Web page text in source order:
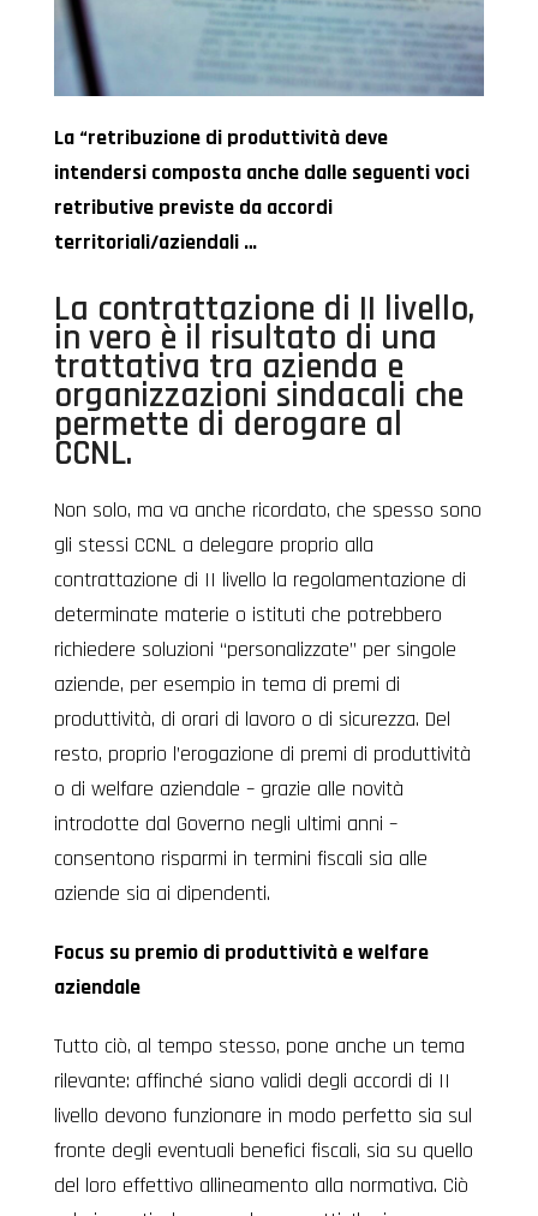
La “retribuzione di produttività deve
intendersi composta anche dalle seguenti voci
retributive previste da accordi
territoriali/aziendali …
La contrattazione di II livello,
in vero è il risultato di una
trattativa tra azienda e
organizzazioni sindacali che
permette di derogare al
CCNL.
Non solo, ma va anche ricordato, che spesso sono
gli stessi CCNL a delegare proprio alla
contrattazione di II livello la regolamentazione di
determinate materie o istituti che potrebbero
richiedere soluzioni “personalizzate” per singole
aziende, per esempio in tema di premi di
produttività, di orari di lavoro o di sicurezza. Del
resto, proprio l’erogazione di premi di produttività
o di welfare aziendale – grazie alle novità
introdotte dal Governo negli ultimi anni –
consentono risparmi in termini fiscali sia alle
aziende sia ai dipendenti.
Focus su premio di produttività e welfare
aziendale
Tutto ciò, al tempo stesso, pone anche un tema
rilevante: affinché siano validi degli accordi di II
livello devono funzionare in modo perfetto sia sul
fronte degli eventuali benefici fiscali, sia su quello
del loro effettivo allineamento alla normativa. Ciò